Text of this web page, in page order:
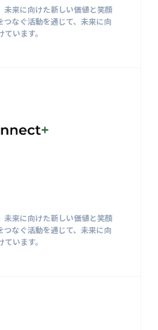
未来に向けた新しい価値と笑顔
なぐ活動を通じて、未来に向
います。
未来に向けた新しい価値と笑顔
なぐ活動を通じて、未来に向
います。